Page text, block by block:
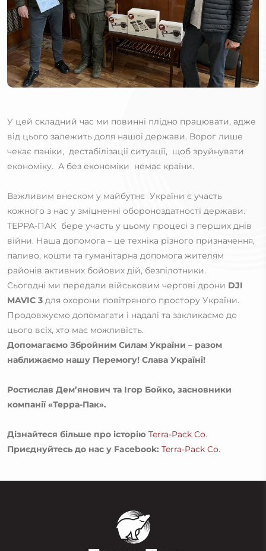
У цей складний час ми повинні плідно працювати, адже
від цього залежить доля нашої держави. Ворог лише
чекає паніки, дестабілізації ситуації, щоб зруйнувати
економіку. А без економіки немає країни.
Важливим внеском у майбутнє України є участь
кожного з нас у зміцненні обороноздатності держави.
ТЕРРА-ПАК бере участь у цьому процесі з перших днів
війни. Наша допомога – це техніка різного призначення,
паливо, кошти та гуманітарна допомога жителям
районів активних бойових дій, безпілотники.
Сьогодні ми передали військовим чергові дрони DJI
MAVIC 3 для охорони повітряного простору України.
Продовжуємо допомагати і надалі та закликаємо до
цього всіх, хто має можливість.
Допомагаємо Збройним Силам України – разом
наближаємо нашу Перемогу! Слава Україні!
Ростислав Дем’янович та Ігор Бойко, засновники
компанії «Терра-Пак».
Дізнайтеся більше про історію Terra-Pack Co.
Приєднуйтесь до нас у Facebook: Terra-Pack Co.